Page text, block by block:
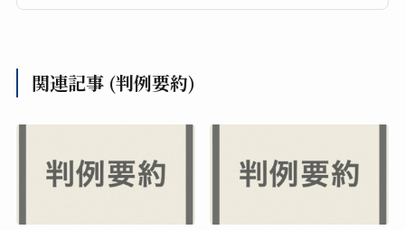
関連記事 (判例要約)